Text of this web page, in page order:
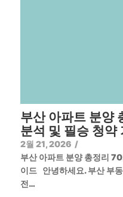
부산 아파트 분양
분석 및 필승 청약
2월 21, 2026 /
부산 아파트 분양 총정리
이드 안녕하세요. 부산 부
전…